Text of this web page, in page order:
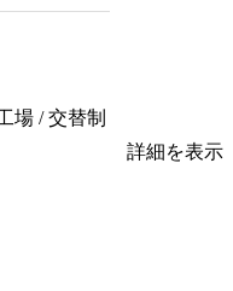
場 / 交替制
詳細を表示